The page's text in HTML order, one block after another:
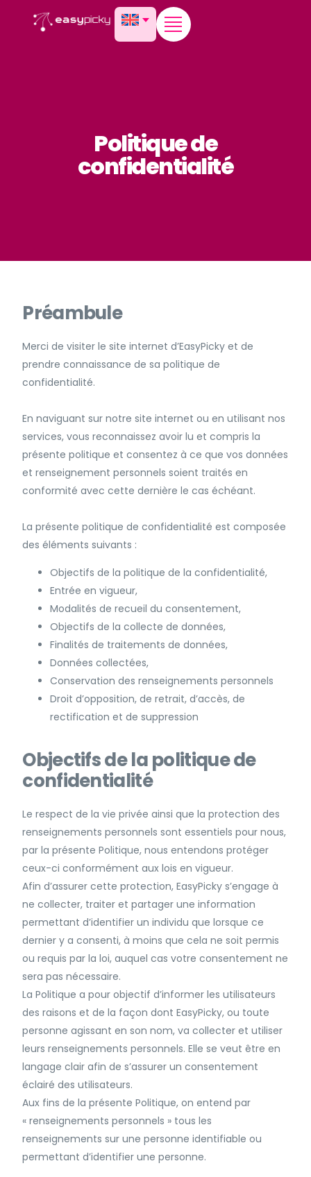
Politique de
confidentialité
Préambule
Merci de visiter le site internet d’EasyPicky et de
prendre connaissance de sa politique de
confidentialité.
En naviguant sur notre site internet ou en utilisant nos
services, vous reconnaissez avoir lu et compris la
présente politique et consentez à ce que vos données
et renseignement personnels soient traités en
conformité avec cette dernière le cas échéant.
La présente politique de confidentialité est composée
des éléments suivants :
Objectifs de la politique de la confidentialité,
Entrée en vigueur,
Modalités de recueil du consentement,
Objectifs de la collecte de données,
Finalités de traitements de données,
Données collectées,
Conservation des renseignements personnels
Droit d’opposition, de retrait, d’accès, de
rectification et de suppression
Objectifs de la politique de
confidentialité
Le respect de la vie privée ainsi que la protection des
renseignements personnels sont essentiels pour nous,
par la présente Politique, nous entendons protéger
ceux-ci conformément aux lois en vigueur.
Afin d’assurer cette protection, EasyPicky s’engage à
ne collecter, traiter et partager une information
permettant d’identifier un individu que lorsque ce
dernier y a consenti, à moins que cela ne soit permis
ou requis par la loi, auquel cas votre consentement ne
sera pas nécessaire.
La Politique a pour objectif d’informer les utilisateurs
des raisons et de la façon dont EasyPicky, ou toute
personne agissant en son nom, va collecter et utiliser
leurs renseignements personnels. Elle se veut être en
langage clair afin de s’assurer un consentement
éclairé des utilisateurs.
Aux fins de la présente Politique, on entend par
« renseignements personnels » tous les
renseignements sur une personne identifiable ou
permettant d’identifier une personne.